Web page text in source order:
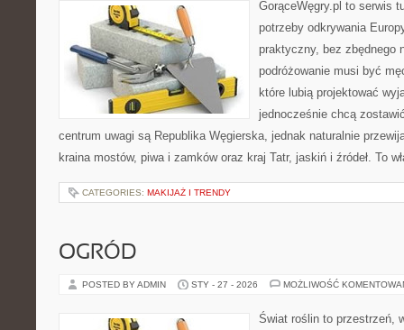
GorąceWęgry.pl to serwis
potrzeby odkrywania
praktyczny, bez zbędnego
podróżowanie musi być
które lubią projektować
jednocześnie chcą
centrum uwagi są Republika Węgierska, jednak naturalnie
kraina mostów, piwa i zamków oraz kraj Tatr, jaskiń i źródeł. To
CATEGORIES: MAKIJAŻ I TRENDY
OGRÓD
POSTED BY ADMIN STY - 27 - 2026 MOŻLIWOŚĆ
Świat roślin to przestrzeń,